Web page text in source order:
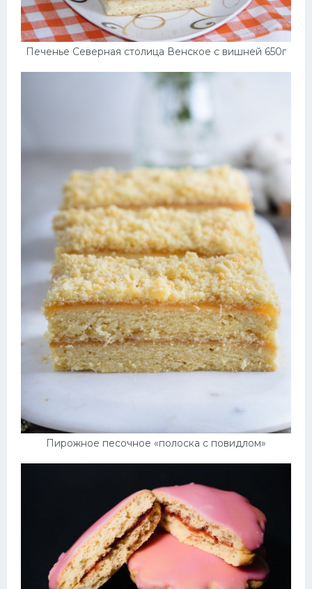
Печенье Северная столица Венское с вишней 650г
Пирожное песочное «полоска с повидлом»